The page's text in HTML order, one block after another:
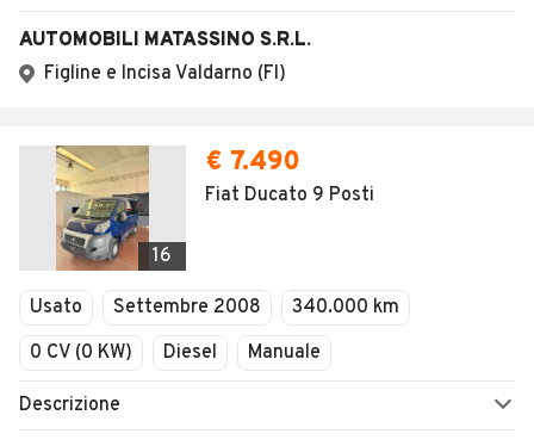
AUTOMOBILI MATASSINO S.R.L.
Figline e Incisa Valdarno (FI)
16
€ 7.490
Fiat Ducato 9 Posti
Usato Settembre 2008
340.000 km
0 CV (0 KW)
Diesel Manuale
Descrizione